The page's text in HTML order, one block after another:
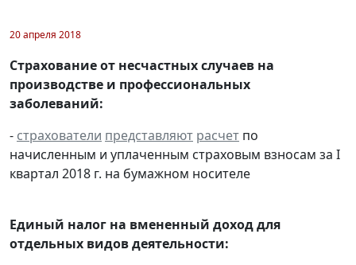
20 апреля 2018
Страхование от несчастных случаев на
производстве и профессиональных
заболеваний:
- страхователи представляют расчет по
начисленным и уплаченным страховым взносам за I
квартал 2018 г. на бумажном носителе
Единый налог на вмененный доход для
отдельных видов деятельности: